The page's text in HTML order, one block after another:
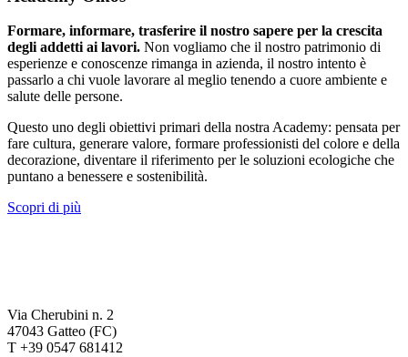
Formare, informare, trasferire il nostro sapere per la crescita
degli addetti ai lavori. Non vogliamo che il nostro patrimonio di
esperienze e conoscenze rimanga in azienda, il nostro intento è
passarlo a chi vuole lavorare al meglio tenendo a cuore ambiente e
salute delle persone.
Questo uno degli obiettivi primari della nostra Academy: pensata per
fare cultura, generare valore, formare professionisti del colore e della
decorazione, diventare il riferimento per le soluzioni ecologiche che
puntano a benessere e sostenibilità.
Scopri di più
Via Cherubini n. 2
47043 Gatteo (FC)
T +39 0547 681412